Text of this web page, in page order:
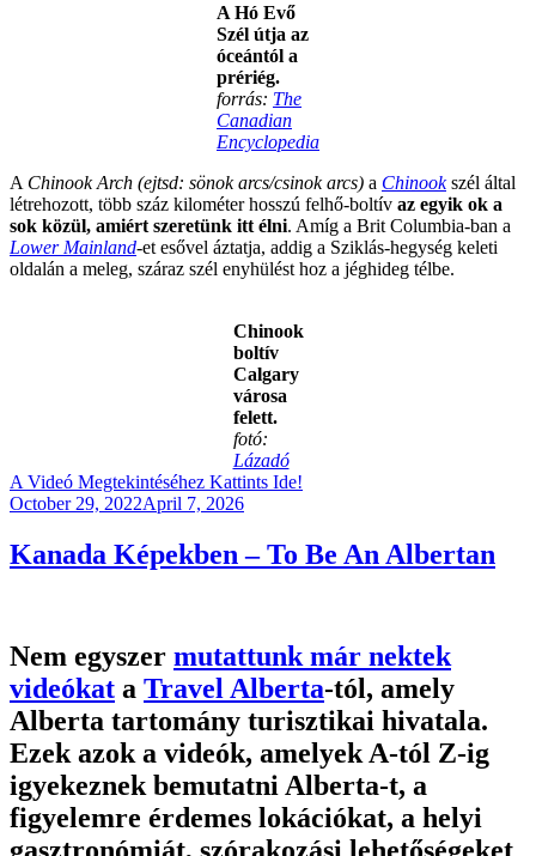
A Hó Evő
Szél útja az
óceántól a
prériég.
forrás: The
Canadian
Encyclopedia
A Chinook Arch (ejtsd: sönok arcs/csinok arcs) a Chinookszél által
létrehozott, több száz kilométer hosszú felhő-boltív az egyik ok a
sok közül, amiért szeretünk itt élni. Amíg a Brit Columbia-ban a
Lower Mainland-et esővel áztatja, addig a Sziklás-hegység keleti
oldalán a meleg, száraz szél enyhülést hoz a jéghideg télbe.
Chinook
boltív
Calgary
városa
felett.
fotó:
Lázadó
A Videó Megtekintéséhez Kattints Ide!
Posted
October 29, 2022April 7, 2026
Kanada Képekben – To Be An Albertan
Nem egyszer mutattunk már nektek
videókat a Travel Alberta-tól, amely
Alberta tartomány turisztikai hivatala.
Ezek azok a videók, amelyek A-tól Z-ig
igyekeznek bemutatni Alberta-t, a
figyelemre érdemes lokációkat, a helyi
gasztronómiát, szórakozási lehetőségeket